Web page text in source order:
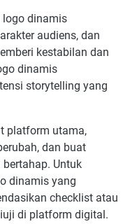
logo dinamis
audiens, dan
kestabilan dan
dinamis
storytelling yang
platform utama,
dan buat
Untuk
dinamis yang
checklist atau
di platform digital.